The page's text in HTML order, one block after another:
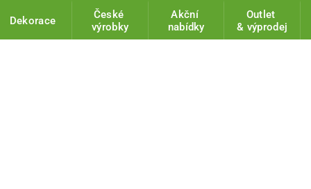
Dekorace
České
výrobky
Akční
nabídky
Outlet
& výprodej